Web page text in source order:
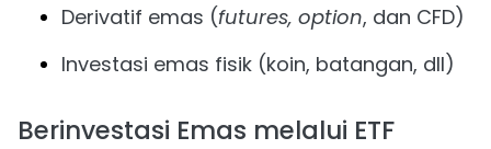
Derivatif emas (futures, option, dan CFD)
Investasi emas fisik (koin, batangan, dll)
Berinvestasi Emas melalui ETF